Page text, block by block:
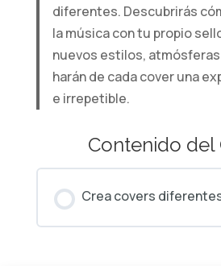
diferentes. Descubrirás
la música con tu propio
nuevos estilos,
harán de cada cover una
e irrepetible.
Contenido del
Crea covers